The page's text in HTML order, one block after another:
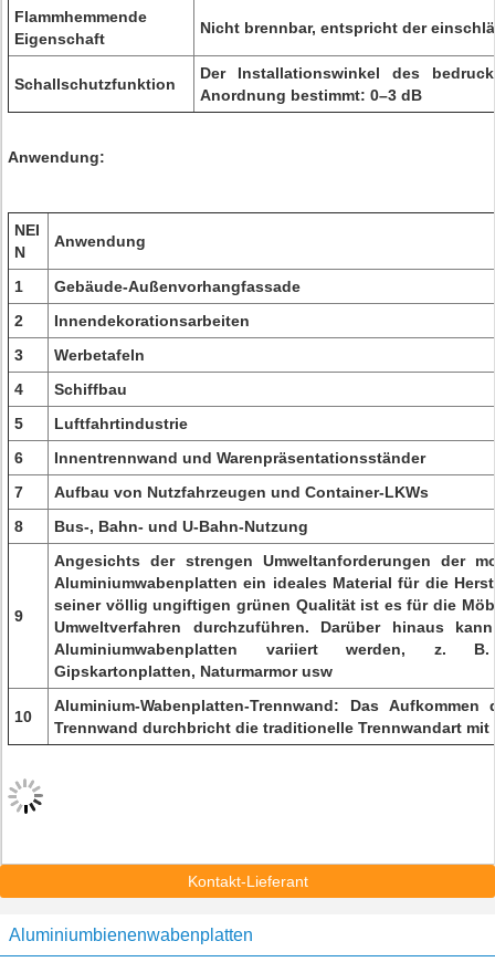
Flammhemmende
Eigenschaft
Nicht brennbar, entspricht der
Schallschutzfunktion
Der Installationswinkel des
Anordnung bestimmt: 0–3 dB
Anwendung:
NEI
N
Anwendung
1
Gebäude-Außenvorhangfassade
2
Innendekorationsarbeiten
3
Werbetafeln
4
Schiffbau
5
Luftfahrtindustrie
6
Innentrennwand und Warenpräsentationsständer
7
Aufbau von Nutzfahrzeugen und Container-LKWs
8
Bus-, Bahn- und U-Bahn-Nutzung
9
Angesichts der strengen Umweltanforderungen der
Aluminiumwabenplatten ein ideales Material für die
seiner völlig ungiftigen grünen Qualität ist es für die
Umweltverfahren durchzuführen. Darüber hinaus
Aluminiumwabenplatten variiert werden, z.
Gipskartonplatten, Naturmarmor usw
10
Aluminium-Wabenplatten-Trennwand: Das Aufkommen
Trennwand durchbricht die traditionelle Trennwandart
Kontakt-Lieferant
Aluminiumbienenwabenplatten